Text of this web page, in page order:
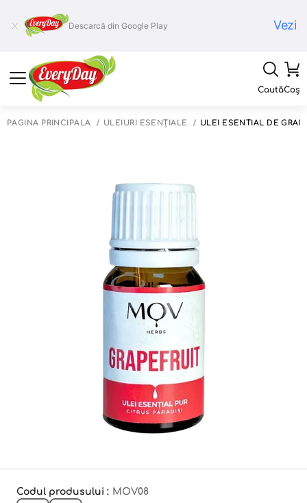
Descarcă din Google Play Vezi
CautăCoș
PAGINA PRINCIPALĂ ULEIURI ESENȚIALE ULEI ESENTIAL DE
Codul produsului : MOV08